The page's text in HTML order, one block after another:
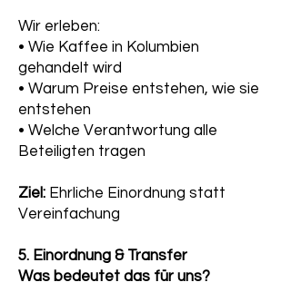
Wir erleben:
• Wie Kaffee in Kolumbien
gehandelt wird
• Warum Preise entstehen, wie sie
entstehen
• Welche Verantwortung alle
Beteiligten tragen
Ziel: Ehrliche Einordnung statt
Vereinfachung
5. Einordnung & Transfer
Was bedeutet das für uns?